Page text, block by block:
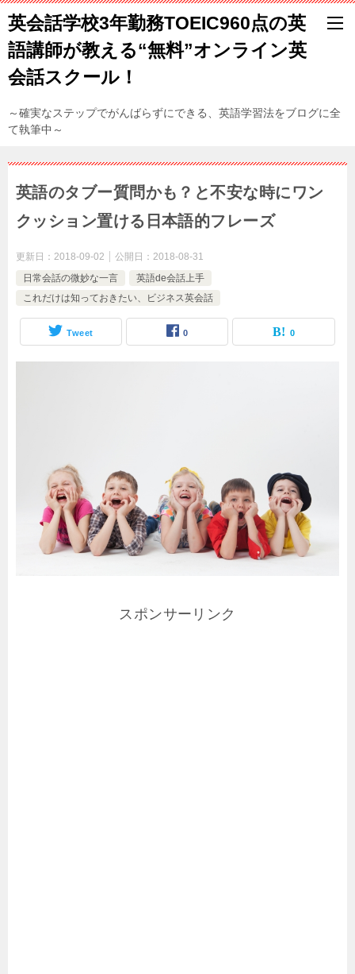
英会話学校3年勤務TOEIC960点の英
語講師が教える“無料”オンライン英
会話スクール！
～確実なステップでがんばらずにできる、英語学習法をブログに全
て執筆中～
英語のタブー質問かも？と不安な時にワン
クッション置ける日本語的フレーズ
更新日： 2018-09-02 公開日： 2018-08-31
日常会話の微妙な一言
英語de会話上手
これだけは知っておきたい、ビジネス英会話
Tweet 0 0
スポンサーリンク